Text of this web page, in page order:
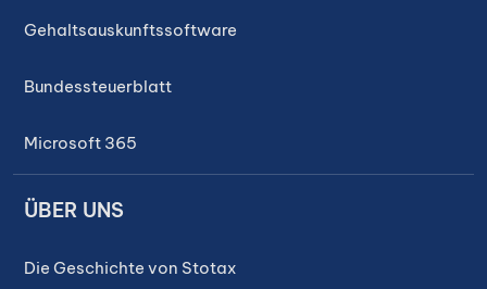
Gehaltsauskunftssoftware
Bundessteuerblatt
Microsoft 365
ÜBER UNS
Die Geschichte von Stotax